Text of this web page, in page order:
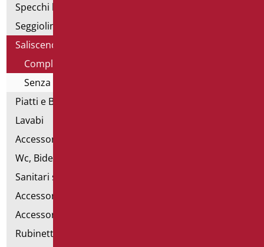
Specchi bagno
Seggiolini vasca e doccia
Saliscendi doccia di sostegno
Completo di doccia e flex
Senza doccia e flex
Piatti e Box Doccia
Lavabi
Accessori per Lavabo
Wc, Bidet e pareti attrezzate
Sanitari speciali
Accessori per WC
Accessori bagno
Rubinetteria